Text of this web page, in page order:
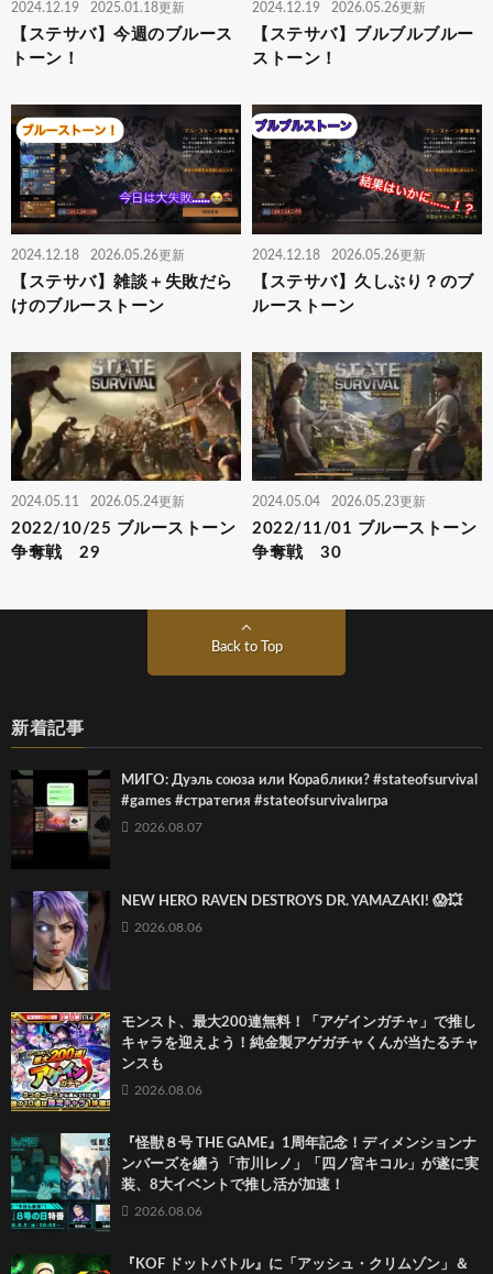
2024.12.19 2025.01.18更新
【ステサバ】今週のブルース
トーン！
2024.12.19 2026.05.26更新
【ステサバ】ブルブルブルー
ストーン！
2024.12.18 2026.05.26更新
【ステサバ】雑談＋失敗だら
けのブルーストーン
2024.12.18 2026.05.26更新
【ステサバ】久しぶり？のブ
ルーストーン
2024.05.11 2026.05.24更新
2022/10/25 ブルーストーン
争奪戦 29
2024.05.04 2026.05.23更新
2022/11/01 ブルーストーン
争奪戦 30
Back to Top
新着記事
МИГО: Дуэль союза или Кораблики? #stateofsurvival
#games #стратегия #stateofsurvivalигра
2026.08.07
NEW HERO RAVEN DESTROYS DR. YAMAZAKI! 😱💥
2026.08.06
モンスト、最大200連無料！「アゲインガチャ」で推し
キャラを迎えよう！純金製アゲガチャくんが当たるチャ
ンスも
2026.08.06
『怪獣８号 THE GAME』1周年記念！ディメンションナ
ンバーズを纏う「市川レノ」「四ノ宮キコル」が遂に実
装、8大イベントで推し活が加速！
2026.08.06
『KOF ドットバトル』に「アッシュ・クリムゾン」＆